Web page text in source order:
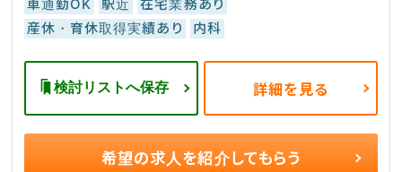
車通勤OK
駅近
在宅業務あり
産休・育休取得実績あり
内科
検討リストへ保存 詳細を見る
希望の求人を紹介してもらう